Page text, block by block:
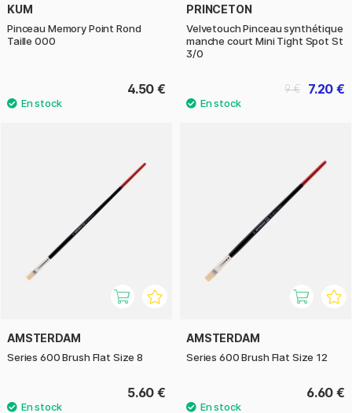
KUM
Pinceau Memory Point Rond
Taille 000
4.50 €
PRINCETON
Velvetouch Pinceau synthétique
manche court Mini Tight Spot St
3/0
7.20 €
9 €
AMSTERDAM
Series 600 Brush Flat Size 8
5.60 €
AMSTERDAM
Series 600 Brush Flat Size 12
6.60 €